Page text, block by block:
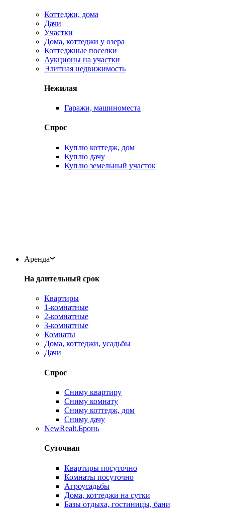
Коттеджи, дома
Дачи
Участки
Дома, коттеджи у озера
Коттеджные поселки
Аукционы на участки
Элитная недвижимость
Нежилая
Гаражи, машиноместа
Спрос
Куплю коттедж, дом
Куплю дачу
Куплю земельный участок
Аренда
На длительный срок
Квартиры
1-комнатные
2-комнатные
3-комнатные
Комнаты
Дома, коттеджи, усадьбы
Дачи
Спрос
Сниму квартиру
Сниму комнату
Сниму коттедж, дом
Сниму дачу
NewRealt.Бронь
Суточная
Квартиры посуточно
Комнаты посуточно
Агроусадьбы
Дома, коттеджи на сутки
Базы отдыха, гостиницы, бани